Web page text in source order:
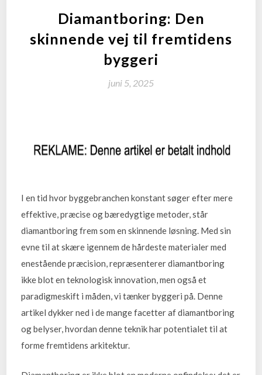
Diamantboring: Den
skinnende vej til fremtidens
byggeri
juni 5, 2025
I en tid hvor byggebranchen konstant søger efter mere
effektive, præcise og bæredygtige metoder, står
diamantboring frem som en skinnende løsning. Med sin
evne til at skære igennem de hårdeste materialer med
enestående præcision, repræsenterer diamantboring
ikke blot en teknologisk innovation, men også et
paradigmeskift i måden, vi tænker byggeri på. Denne
artikel dykker ned i de mange facetter af diamantboring
og belyser, hvordan denne teknik har potentialet til at
forme fremtidens arkitektur.